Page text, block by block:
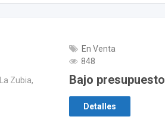
La Zubia,
En Venta
848
Bajo presupuesto
Detalles